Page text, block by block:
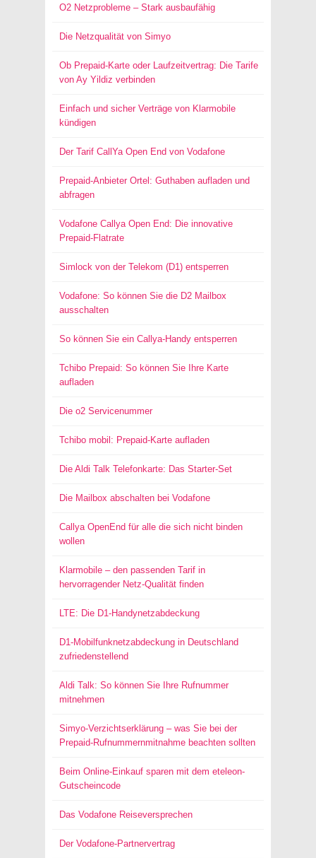
O2 Netzprobleme – Stark ausbaufähig
Die Netzqualität von Simyo
Ob Prepaid-Karte oder Laufzeitvertrag: Die Tarife
von Ay Yildiz verbinden
Einfach und sicher Verträge von Klarmobile
kündigen
Der Tarif CallYa Open End von Vodafone
Prepaid-Anbieter Ortel: Guthaben aufladen und
abfragen
Vodafone Callya Open End: Die innovative
Prepaid-Flatrate
Simlock von der Telekom (D1) entsperren
Vodafone: So können Sie die D2 Mailbox
ausschalten
So können Sie ein Callya-Handy entsperren
Tchibo Prepaid: So können Sie Ihre Karte
aufladen
Die o2 Servicenummer
Tchibo mobil: Prepaid-Karte aufladen
Die Aldi Talk Telefonkarte: Das Starter-Set
Die Mailbox abschalten bei Vodafone
Callya OpenEnd für alle die sich nicht binden
wollen
Klarmobile – den passenden Tarif in
hervorragender Netz-Qualität finden
LTE: Die D1-Handynetzabdeckung
D1-Mobilfunknetzabdeckung in Deutschland
zufriedenstellend
Aldi Talk: So können Sie Ihre Rufnummer
mitnehmen
Simyo-Verzichtserklärung – was Sie bei der
Prepaid-Rufnummernmitnahme beachten sollten
Beim Online-Einkauf sparen mit dem eteleon-
Gutscheincode
Das Vodafone Reiseversprechen
Der Vodafone-Partnervertrag